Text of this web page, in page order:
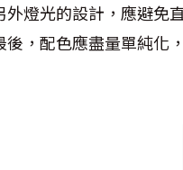
外燈光的設計，應避免
後，配色應盡量單純化